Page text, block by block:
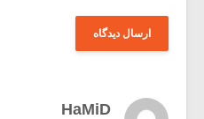
HaMiD